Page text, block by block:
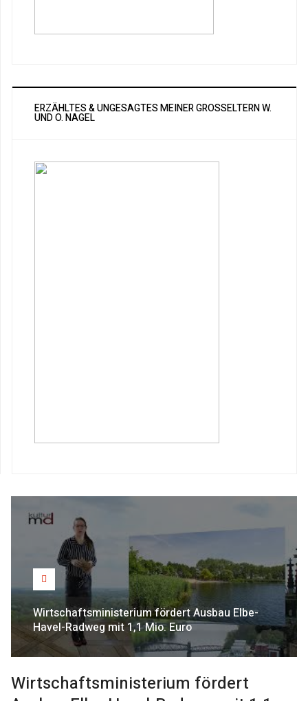
ERZÄHLTES & UNGESAGTES MEINER GROSSELTERN W. U
ND O. NAGEL
Wirtschaftsministerium fördert Ausbau Elbe-
Havel-Radweg mit 1,1 Mio. Euro
Wirtschaftsministerium fördert